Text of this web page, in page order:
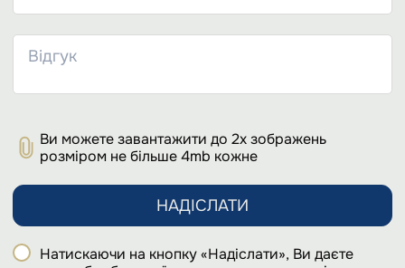
Ви можете завантажити до 2х зображень
розміром не більше 4mb кожне
НАДІСЛАТИ
Натискаючи на кнопку «Надіслати», Ви даєте